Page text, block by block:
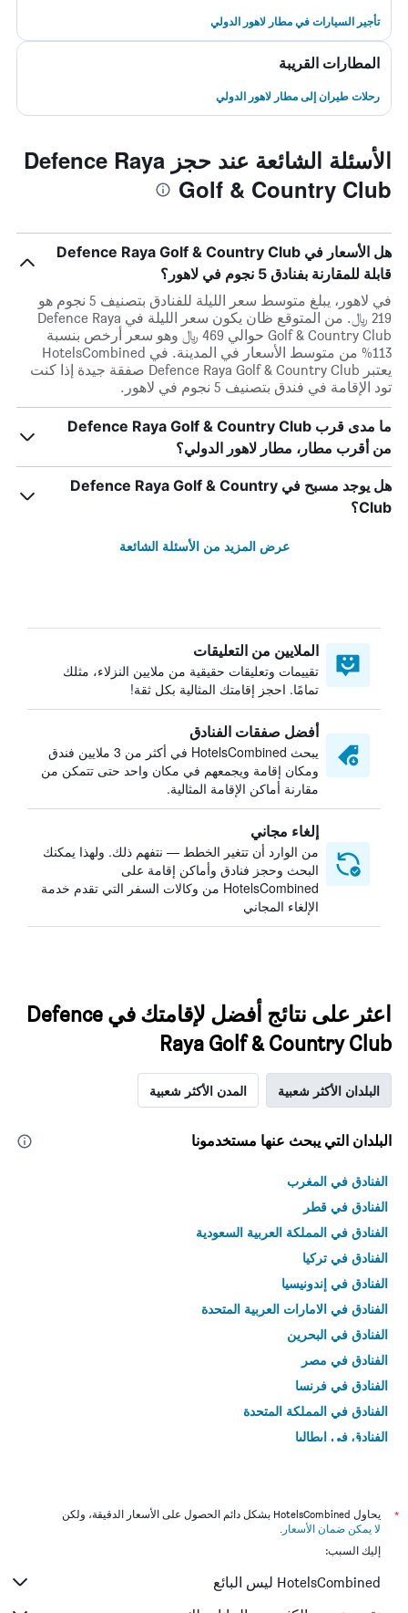
تأجير السيارات في مطار لاهور الدولي
المطارات القريبة
رحلات طيران إلى مطار لاهور الدولي
الأسئلة الشائعة عند حجز Defence Raya
Golf & Country Club
هل الأسعار في Defence Raya Golf & Country Club
قابلة للمقارنة بفنادق 5 نجوم في لاهور؟
في لاهور، يبلغ متوسط ​​سعر الليلة للفنادق بتصنيف 5 نجوم هو
219 ﷼. من المتوقع ظان يكون سعر الليلة في Defence Raya
Golf & Country Club حوالي 469 ﷼ وهو سعر أرخص بنسبة
113% من متوسط الأسعار في المدينة. في HotelsCombined
يعتبر Defence Raya Golf & Country Club صفقة جيدة إذا كنت
تود الإقامة في فندق بتصنيف 5 نجوم في لاهور.
ما مدى قرب Defence Raya Golf & Country Club
من أقرب مطار، مطار لاهور الدولي؟
هل يوجد مسبح في Defence Raya Golf & Country
Club؟
عرض المزيد من الأسئلة الشائعة
الملايين من التعليقات
تقييمات وتعليقات حقيقية من ملايين النزلاء، مثلك
تمامًا. احجز إقامتك المثالية بكل ثقة!
أفضل صفقات الفنادق
يبحث HotelsCombined في أكثر من 3 ملايين فندق
ومكان إقامة ويجمعهم في مكان واحد حتى تتمكن من
مقارنة أماكن الإقامة المثالية.
إلغاء مجاني
من الوارد أن تتغير الخطط — نتفهم ذلك. ولهذا يمكنك
البحث وحجز فنادق وأماكن إقامة على
HotelsCombined من وكالات السفر التي تقدم خدمة
الإلغاء المجاني
اعثر على نتائج أفضل لإقامتك في Defence
Raya Golf & Country Club
البلدان الأكثر شعبية المدن الأكثر شعبية
البلدان التي يبحث عنها مستخدمونا
الفنادق في المغرب
الفنادق في قطر
الفنادق في المملكة العربية السعودية
الفنادق في تركيا
الفنادق في إندونيسيا
الفنادق في الامارات العربية المتحدة
الفنادق في البحرين
الفنادق في مصر
الفنادق في فرنسا
الفنادق في المملكة المتحدة
الفنادق في إيطاليا
*
يحاول HotelsCombined بشكل دائم الحصول على الأسعار الدقيقة، ولكن
لا يمكن ضمان الأسعار .
إليك السبب:
HotelsCombined ليس البائع